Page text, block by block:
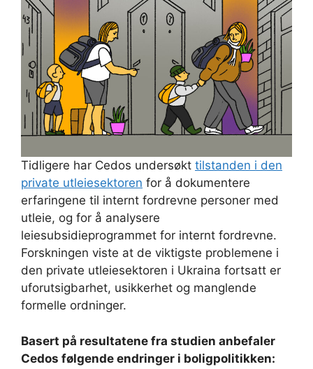
Tidligere har Cedos undersøkt tilstanden i den
private utleiesektoren for å dokumentere
erfaringene til internt fordrevne personer med
utleie, og for å analysere
leiesubsidieprogrammet for internt fordrevne.
Forskningen viste at de viktigste problemene i
den private utleiesektoren i Ukraina fortsatt er
uforutsigbarhet, usikkerhet og manglende
formelle ordninger.
Basert på resultatene fra studien anbefaler
Cedos følgende endringer i boligpolitikken: